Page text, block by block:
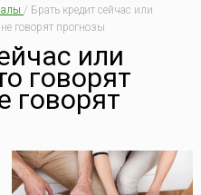
/ Брать кредит сейчас или
говорят прогнозы
или
говорят
говорят